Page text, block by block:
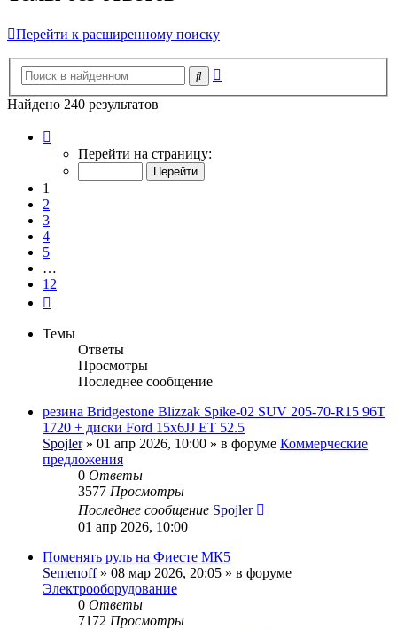
Перейти к расширенному поиску
Поиск
Найдено 240 результатов
Перейти на страницу:
1
2
3
4
5
…
12
Темы
Ответы
Просмотры
Последнее сообщение
резина Bridgestone Blizzak Spike-02 SUV 205-70-R15 96T
1720 + диски Ford 15x6JJ ET 52.5
Spojler» 01 апр 2026, 10:00 » в форуме Коммерческие
предложения
0 Ответы
3577 Просмотры
Последнее сообщение Spojler
01 апр 2026, 10:00
Поменять руль на Фиесте МК5
Semenoff» 08 мар 2026, 20:05 » в форуме
Электрооборудование
0 Ответы
7172 Просмотры